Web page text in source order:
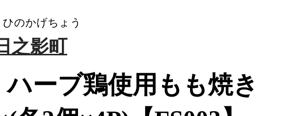
のかげちょう
之影町
ハーブ鶏使用もも焼き